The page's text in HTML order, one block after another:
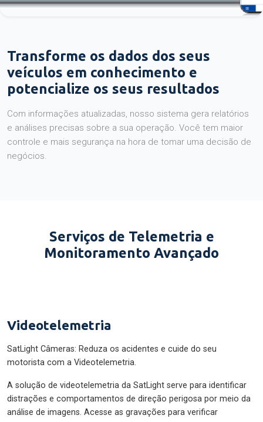
Transforme os dados dos seus
veículos em conhecimento e
potencialize os seus resultados
Com informações atualizadas, nosso sistema gera relatórios
e análises precisas sobre a sua operação. Você tem maior
controle e mais segurança na hora de tomar uma decisão de
negócios.
Serviços de Telemetria e
Monitoramento Avançado
Videotelemetria
SatLight Câmeras: Reduza os acidentes e cuide do seu
motorista com a Videotelemetria.
A solução de videotelemetria da SatLight serve para identificar
distrações e comportamentos de direção perigosa por meio da
análise de imagens. Acesse as gravações para verificar